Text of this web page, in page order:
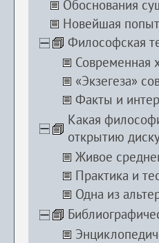
Обоснования
Новейшая
Философская
Современная
«Экзегеза»
Факты и
Какая
открытию
Живое
Практика и
Одна из